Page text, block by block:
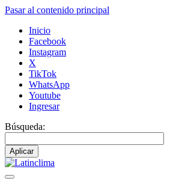
Pasar al contenido principal
Inicio
Facebook
Instagram
X
TikTok
WhatsApp
Youtube
Ingresar
Búsqueda: